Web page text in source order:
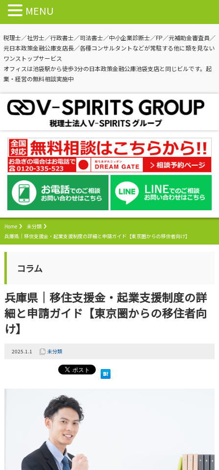
税理士／社労士／行政書士／司法書士／中小企業診断士／FP／元補助金審査員／
元日本政策金融公庫支店長／各種コンサルタントなどが常駐する他に類を見ない
ワンストップサービス
オフィスは池袋駅から徒歩3分の日本政策金融公庫池袋支店と同じビルです。起
業・経営の無料相談実施中
Home
未分類
兵庫県｜移住支援金・起業支援制度の詳細と申請ガイド【東京圏からの移住者向け】
コラム
兵庫県｜移住支援金・起業支援制度の詳
細と申請ガイド【東京圏からの移住者向
け】
2025.1.1 未分類
MENU